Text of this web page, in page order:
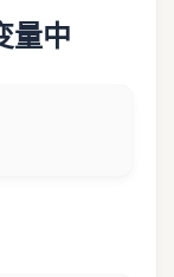
量中